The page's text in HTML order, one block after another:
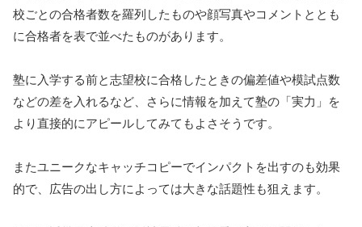
校ごとの合格者数を羅列したものや顔写真やコメントととも
に合格者を表で並べたものがあります。
塾に入学する前と志望校に合格したときの偏差値や模試点数
などの差を入れるなど、さらに情報を加えて塾の「実力」を
より直接的にアピールしてみてもよさそうです。
またユニークなキャッチコピーでインパクトを出すのも効果
的で、広告の出し方によっては大きな話題性も狙えます。